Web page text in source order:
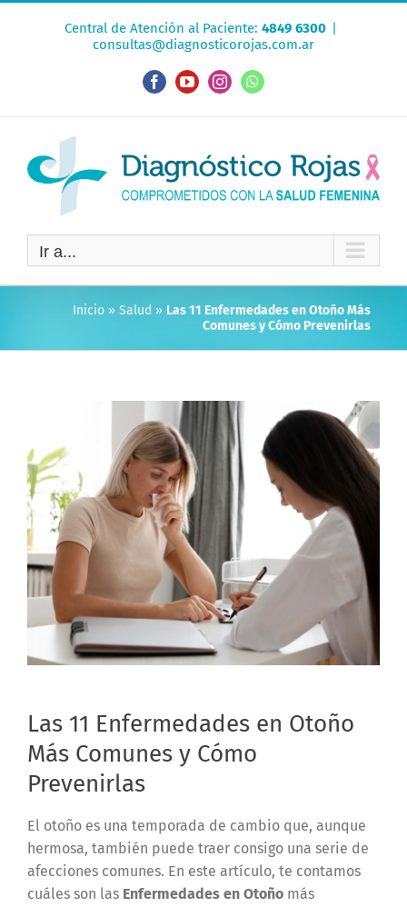
Central de Atención al Paciente: 4849 6300 |
consultas@diagnosticorojas.com.ar
FacebookYouTubeInstagramWhatsApp
Ir a...
Inicio » Salud » Las 11 Enfermedades en Otoño Más
Comunes y Cómo Prevenirlas
Las 11 Enfermedades en Otoño
Más Comunes y Cómo
Prevenirlas
El otoño es una temporada de cambio que, aunque
hermosa, también puede traer consigo una serie de
afecciones comunes. En este artículo, te contamos
cuáles son las Enfermedades en Otoñomás